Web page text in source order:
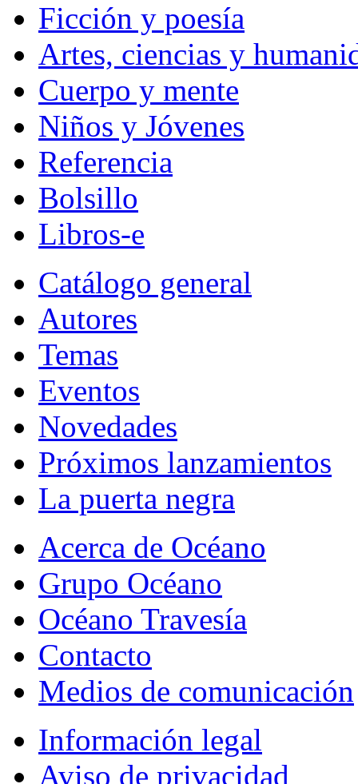
Ficción y poesía
Artes, ciencias y
Cuerpo y mente
Niños y Jóvenes
Referencia
Bolsillo
Libros-e
Catálogo general
Autores
Temas
Eventos
Novedades
Próximos lanzamientos
La puerta negra
Acerca de Océano
Grupo Océano
Océano Travesía
Contacto
Medios de comunicación
Información legal
Aviso de privacidad